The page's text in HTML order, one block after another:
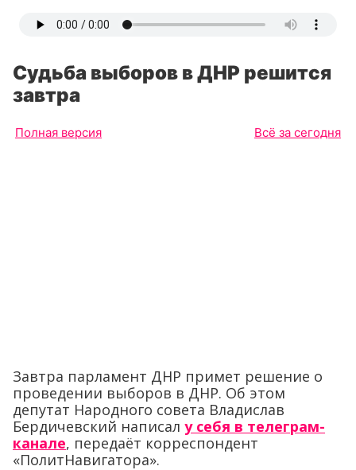
Судьба выборов в ДНР решится
завтра
Полная версия Всё за сегодня
Завтра парламент ДНР примет решение о
проведении выборов в ДНР. Об этом
депутат Народного совета Владислав
Бердичевский написал у себя в телеграм-
канале, передаёт корреспондент
«ПолитНавигатора».